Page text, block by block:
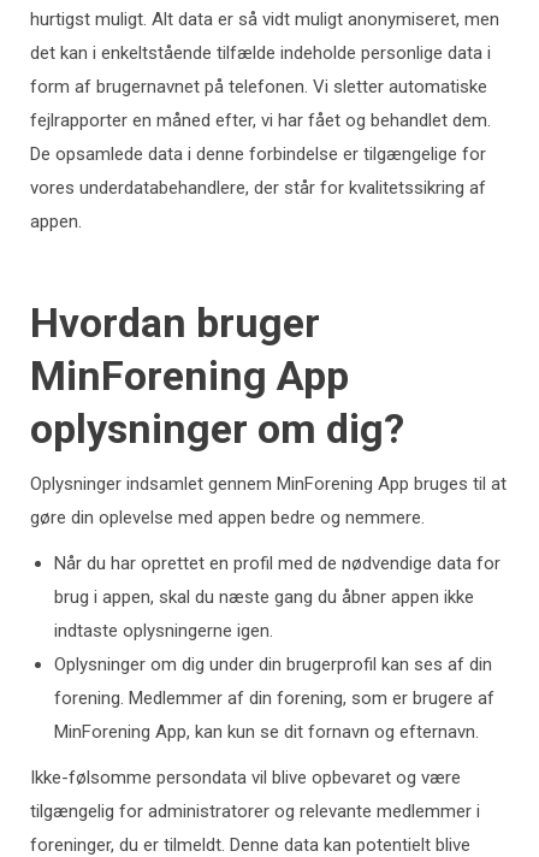
hurtigst muligt. Alt data er så vidt muligt anonymiseret, men
det kan i enkeltstående tilfælde indeholde personlige data i
form af brugernavnet på telefonen. Vi sletter automatiske
fejlrapporter en måned efter, vi har fået og behandlet dem.
De opsamlede data i denne forbindelse er tilgængelige for
vores underdatabehandlere, der står for kvalitetssikring af
appen.
Hvordan bruger
MinForening App
oplysninger om dig?
Oplysninger indsamlet gennem MinForening App bruges til at
gøre din oplevelse med appen bedre og nemmere.
Når du har oprettet en profil med de nødvendige data for
brug i appen, skal du næste gang du åbner appen ikke
indtaste oplysningerne igen.
Oplysninger om dig under din brugerprofil kan ses af din
forening. Medlemmer af din forening, som er brugere af
MinForening App, kan kun se dit fornavn og efternavn.
Ikke-følsomme persondata vil blive opbevaret og være
tilgængelig for administratorer og relevante medlemmer i
foreninger, du er tilmeldt. Denne data kan potentielt blive